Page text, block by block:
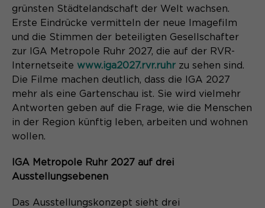
grünsten Städtelandschaft der Welt wachsen.
Erste Eindrücke vermitteln der neue Imagefilm
und die Stimmen der beteiligten Gesellschafter
zur IGA Metropole Ruhr 2027, die auf der RVR-
Internetseite www.iga2027.rvr.ruhr zu sehen sind.
Die Filme machen deutlich, dass die IGA 2027
mehr als eine Gartenschau ist. Sie wird vielmehr
Antworten geben auf die Frage, wie die Menschen
in der Region künftig leben, arbeiten und wohnen
wollen.
IGA Metropole Ruhr 2027 auf drei
Ausstellungsebenen
Das Ausstellungskonzept sieht drei